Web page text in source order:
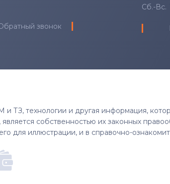
звонок
Сб.-Вс.
ТЗ, технологии и другая информация,
собственностью их законных
для иллюстрации, и в справочно-